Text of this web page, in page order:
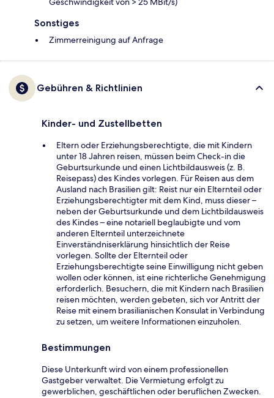
Sonstiges
Zimmerreinigung auf Anfrage
Gebühren & Richtlinien
Kinder- und Zustellbetten
Eltern oder Erziehungsberechtigte, die mit Kindern
unter 18 Jahren reisen, müssen beim Check-in die
Geburtsurkunde und einen Lichtbildausweis (z. B.
Reisepass) des Kindes vorlegen. Für Reisen aus dem
Ausland nach Brasilien gilt: Reist nur ein Elternteil oder
Erziehungsberechtigter mit dem Kind, muss dieser –
neben der Geburtsurkunde und dem Lichtbildausweis
des Kindes – eine notariell beglaubigte und vom
anderen Elternteil unterzeichnete
Einverständniserklärung hinsichtlich der Reise
vorlegen. Sollte der Elternteil oder
Erziehungsberechtigte seine Einwilligung nicht geben
wollen oder können, ist eine richterliche Genehmigung
erforderlich. Besuchern, die mit Kindern nach Brasilien
reisen möchten, werden gebeten, sich vor Antritt der
Reise mit einem brasilianischen Konsulat in Verbindung
zu setzen, um weitere Informationen einzuholen.
Bestimmungen
Diese Unterkunft wird von einem professionellen
Gastgeber verwaltet. Die Vermietung erfolgt zu
gewerblichen, geschäftlichen oder beruflichen Zwecken.